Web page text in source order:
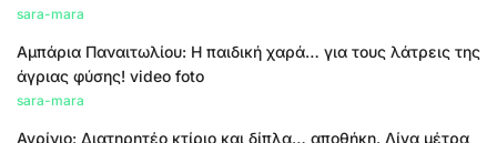
sara-mara
Αμπάρια Παναιτωλίου: Η παιδική χαρά… για τους λάτρεις της
άγριας φύσης! video foto
sara-mara
Αγρίνιο: Διατηρητέο κτίριο και δίπλα… αποθήκη. Λίγα μέτρα